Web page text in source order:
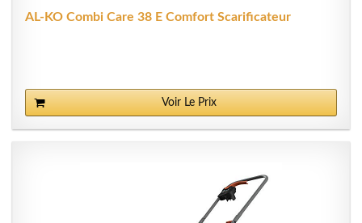
AL-KO Combi Care 38 E Comfort Scarificateur
Voir Le Prix